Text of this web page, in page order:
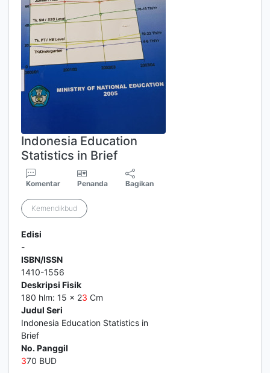
Indonesia Education
Statistics in Brief
Komentar Penanda Bagikan
Kemendikbud
Edisi
-
ISBN/ISSN
1410-1556
Deskripsi Fisik
180 hlm: 15 x 23 Cm
Judul Seri
Indonesia Education Statistics in
Brief
No. Panggil
370 BUD